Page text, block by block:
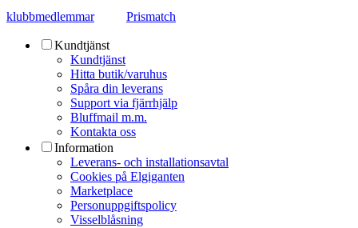
klubbmedlemmar Prismatch
Kundtjänst
Kundtjänst
Hitta butik/varuhus
Spåra din leverans
Support via fjärrhjälp
Bluffmail m.m.
Kontakta oss
Information
Leverans- och installationsavtal
Cookies på Elgiganten
Marketplace
Personuppgiftspolicy
Visselblåsning